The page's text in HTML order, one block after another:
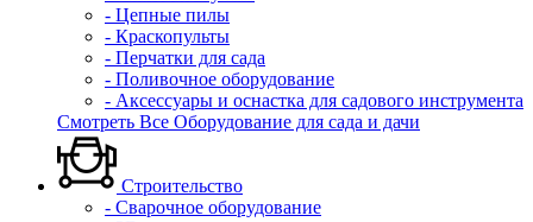
- Цепные пилы
- Краскопульты
- Перчатки для сада
- Поливочное оборудование
- Аксессуары и оснастка для садового инструмента
Смотреть Все Оборудование для сада и дачи
Строительство
- Сварочное оборудование